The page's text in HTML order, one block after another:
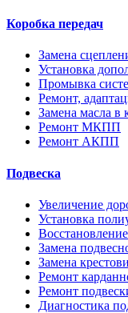
Коробка передач
Замена
Установка
Промывка
Ремонт,
Замена масла в
Ремонт МКПП
Ремонт АКПП
Подвеска
Увеличение
Установка
Замена
Замена
Ремонт
Ремонт
Диагностика